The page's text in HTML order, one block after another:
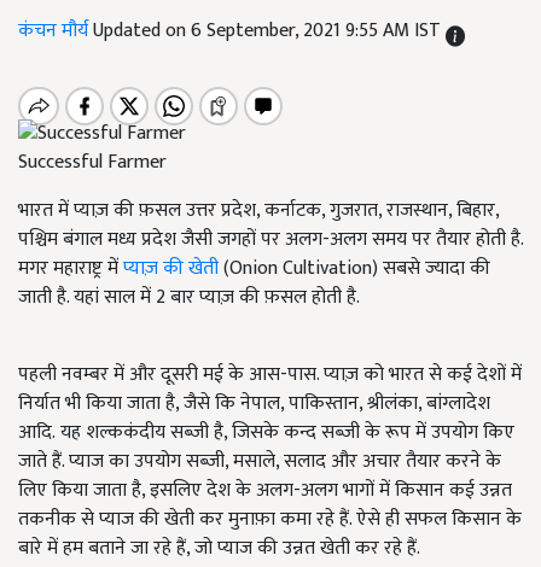
कंचन मौर्यUpdated on 6 September, 2021 9:55 AM IST
Successful Farmer
भारत में प्याज़ की फ़सल उत्तर प्रदेश, कर्नाटक, गुजरात, राजस्थान, बिहार,
पश्चिम बंगाल मध्य प्रदेश जैसी जगहों पर अलग-अलग समय पर तैयार होती है.
मगर महाराष्ट्र मेंप्याज़ की खेती(Onion Cultivation) सबसे ज्यादा की
जाती है. यहां साल में 2 बार प्याज़ की फ़सल होती है.
पहली नवम्बर में और दूसरी मई के आस-पास. प्याज़ को भारत से कई देशों में
निर्यात भी किया जाता है, जैसे कि नेपाल, पाकिस्तान, श्रीलंका, बांग्लादेश
आदि. यह शल्ककंदीय सब्जी है, जिसके कन्द सब्जी के रूप में उपयोग किए
जाते हैं. प्याज का उपयोग सब्जी, मसाले, सलाद और अचार तैयार करने के
लिए किया जाता है, इसलिए देश के अलग-अलग भागों में किसान कई उन्नत
तकनीक से प्याज की खेती कर मुनाफ़ा कमा रहे हैं. ऐसे ही सफल किसान के
बारे में हम बताने जा रहे हैं, जो प्याज की उन्नत खेती कर रहे हैं.